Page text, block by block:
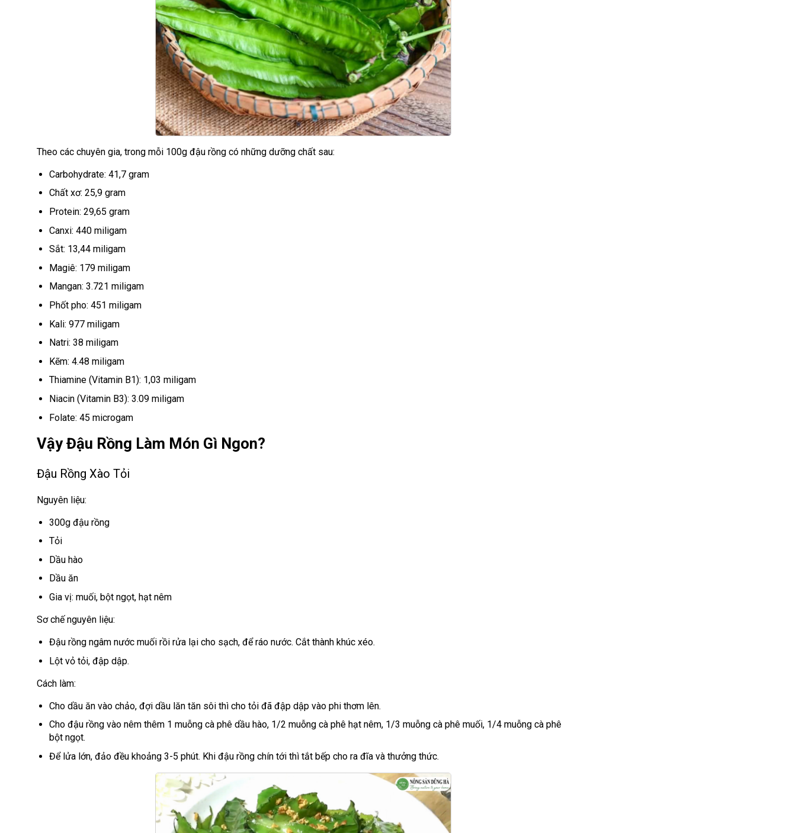
Theo các chuyên gia, trong mỗi 100g đậu rồng có những dưỡng chất sau:
Carbohydrate: 41,7 gram
Chất xơ: 25,9 gram
Protein: 29,65 gram
Canxi: 440 miligam
Sắt: 13,44 miligam
Magiê: 179 miligam
Mangan: 3.721 miligam
Phốt pho: 451 miligam
Kali: 977 miligam
Natri: 38 miligam
Kẽm: 4.48 miligam
Thiamine (Vitamin B1): 1,03 miligam
Niacin (Vitamin B3): 3.09 miligam
Folate: 45 microgam
Vậy Đậu Rồng Làm Món Gì Ngon?
Đậu Rồng Xào Tỏi
Nguyên liệu:
300g đậu rồng
Tỏi
Dầu hào
Dầu ăn
Gia vị: muối, bột ngọt, hạt nêm
Sơ chế nguyên liệu:
Đậu rồng ngâm nước muối rồi rửa lại cho sạch, để ráo nước. Cắt thành khúc xéo.
Lột vỏ tỏi, đập dập.
Cách làm:
Cho dầu ăn vào chảo, đợi dầu lăn tăn sôi thì cho tỏi đã đập dập vào phi thơm lên.
Cho đậu rồng vào nêm thêm 1 muỗng cà phê dầu hào, 1/2 muỗng cà phê hạt nêm, 1/3 muỗng cà phê muối, 1/4 muỗng cà phê
bột ngọt.
Để lửa lớn, đảo đều khoảng 3-5 phút. Khi đậu rồng chín tới thì tắt bếp cho ra đĩa và thưởng thức.